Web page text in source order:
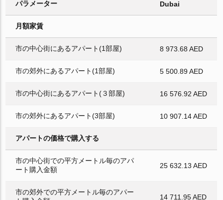
パラメーター Dubai
月額家賃
市の中心街にあるアパート(1部屋) 8 973.68 AED
市の郊外にあるアパート(1部屋) 5 500.89 AED
市の中心街にあるアパート(３部屋) 16 576.92 AED
市の郊外にあるアパート(3部屋) 10 907.14 AED
アパートの価格で購入する
市の中心街での平方メートル毎のアパ
ート購入金額
25 632.13 AED
市の郊外での平方メートル毎のアパー
14 711.95 AED